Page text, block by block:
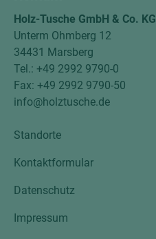
Holz-Tusche GmbH & Co. KG
Unterm Ohmberg 12
34431 Marsberg
Tel.: +49 2992 9790-0
Fax: +49 2992 9790-50
info@holztusche.de
Standorte
Kontaktformular
Datenschutz
Impressum